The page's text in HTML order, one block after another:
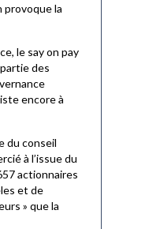
provoque la
le say on pay
des
encore à
du conseil
à l’issue du
actionnaires
et de
» que la